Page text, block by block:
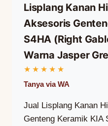
Lisplang Kanan
Aksesoris
S4HA (Right
Warna Jasper
Jual Lisplang Kanan
Genteng Keramik KIA